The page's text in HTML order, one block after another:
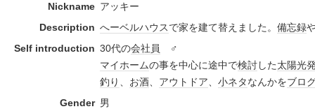
Nickname アッキー
Description へーベルハウスで家を建て替えました。 備忘録
Self introduction 30代の会社員
♂
マイホームの事を中心に途中で検討した太陽光
釣り 、 お酒、 アウトドア、 小ネタなんかをブロ
Gender 男